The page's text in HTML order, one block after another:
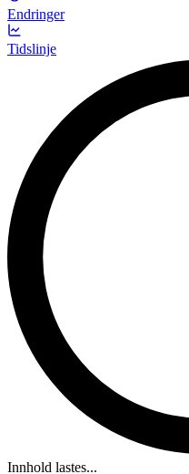
Endringer
Tidslinje
Innhold lastes...